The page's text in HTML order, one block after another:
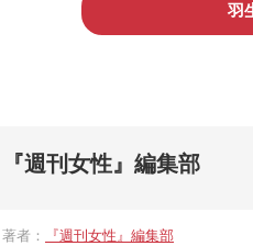
羽
『週刊女性』編集部
著者： 『週刊女性』編集部